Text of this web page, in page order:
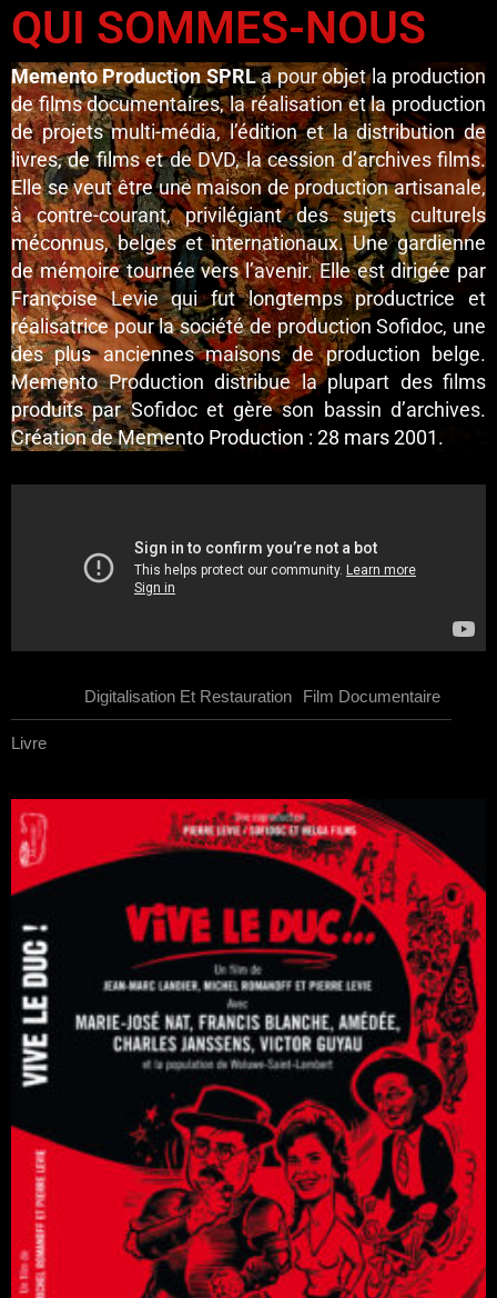
QUI SOMMES-NOUS
Memento Production SPRLa pour objet la production
de films documentaires, la réalisation et la production
de projets multi-média, l’édition et la distribution de
livres, de films et de DVD, la cession d’archives films.
Elle se veut être une maison de production artisanale,
à contre-courant, privilégiant des sujets culturels
méconnus, belges et internationaux. Une gardienne
de mémoire tournée vers l’avenir. Elle est dirigée par
Françoise Levie qui fut longtemps productrice et
réalisatrice pour la société de production Sofidoc, une
des plus anciennes maisons de production belge.
Memento Production distribue la plupart des films
produits par Sofidoc et gère son bassin d’archives.
Création de Memento Production : 28 mars 2001.
Digitalisation Et Restauration Film Documentaire
Livre